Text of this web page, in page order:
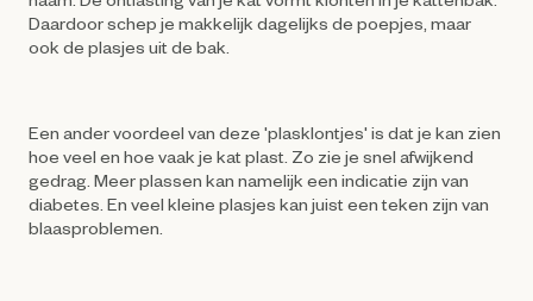
Daardoor schep je makkelijk dagelijks de poepjes, maar
ook de plasjes uit de bak.
Een ander voordeel van deze 'plasklontjes' is dat je kan zien
hoe veel en hoe vaak je kat plast. Zo zie je snel afwijkend
gedrag. Meer plassen kan namelijk een indicatie zijn van
diabetes. En veel kleine plasjes kan juist een teken zijn van
blaasproblemen.